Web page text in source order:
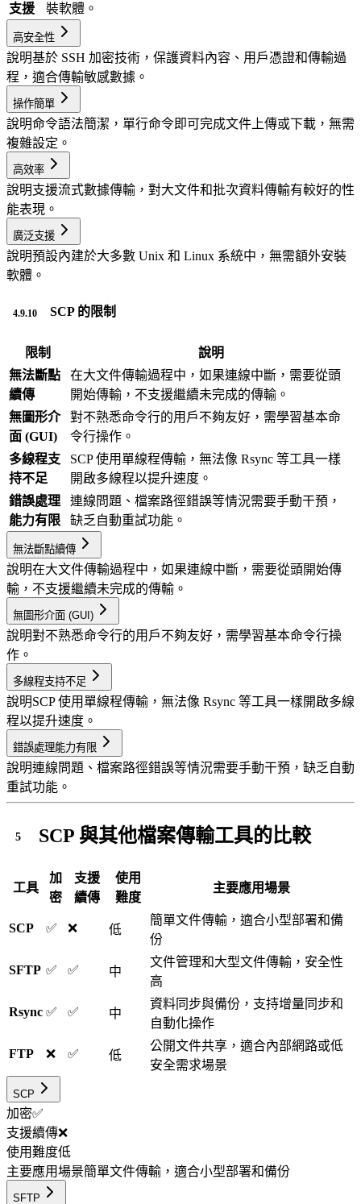
支援
裝軟體。
高安全性
說明基於 SSH 加密技術，保護資料內容、用戶憑證和傳輸過
程，適合傳輸敏感數據。
操作簡單
說明命令語法簡潔，單行命令即可完成文件上傳或下載，無需
複雜設定。
高效率
說明支援流式數據傳輸，對大文件和批次資料傳輸有較好的性
能表現。
廣泛支援
說明預設內建於大多數 Unix 和 Linux 系統中，無需額外安裝
軟體。
SCP 的限制
限制
說明
無法斷點
續傳
在大文件傳輸過程中，如果連線中斷，需要從頭
開始傳輸，不支援繼續未完成的傳輸。
無圖形介
面 (GUI)
對不熟悉命令行的用戶不夠友好，需學習基本命
令行操作。
多線程支
持不足
SCP 使用單線程傳輸，無法像 Rsync 等工具一樣
開啟多線程以提升速度。
錯誤處理
能力有限
連線問題、檔案路徑錯誤等情況需要手動干預，
缺乏自動重試功能。
無法斷點續傳
說明在大文件傳輸過程中，如果連線中斷，需要從頭開始傳
輸，不支援繼續未完成的傳輸。
無圖形介面 (GUI)
說明對不熟悉命令行的用戶不夠友好，需學習基本命令行操
作。
多線程支持不足
說明SCP 使用單線程傳輸，無法像 Rsync 等工具一樣開啟多線
程以提升速度。
錯誤處理能力有限
說明連線問題、檔案路徑錯誤等情況需要手動干預，缺乏自動
重試功能。
SCP 與其他檔案傳輸工具的比較
工具
加
密
支援
續傳
使用
難度
主要應用場景
SCP ✅ ❌ 低
簡單文件傳輸，適合小型部署和備
份
SFTP ✅ ✅ 中
文件管理和大型文件傳輸，安全性
高
Rsync ✅ ✅ 中
資料同步與備份，支持增量同步和
自動化操作
FTP ❌ ✅ 低
公開文件共享，適合內部網路或低
安全需求場景
SCP
加密✅
支援續傳❌
使用難度低
主要應用場景簡單文件傳輸，適合小型部署和備份
SFTP